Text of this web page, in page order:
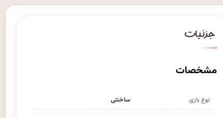
مشخصات
نوع بازی ساختنی